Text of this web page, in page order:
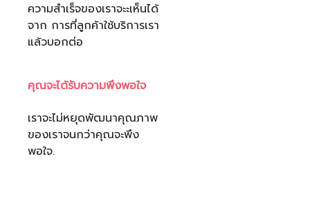
ความสำเร็จของเราจะะเห็นได้
จาก การที่ลูกค้าใช้บริการเรา
แล้วบอกต่อ
คุณจะได้รับความพึงพอใจ
เราจะไม่หยุดพัฒนาคุณภาพ
ของเราจนกว่าคุณจะพึง
พอใจ.